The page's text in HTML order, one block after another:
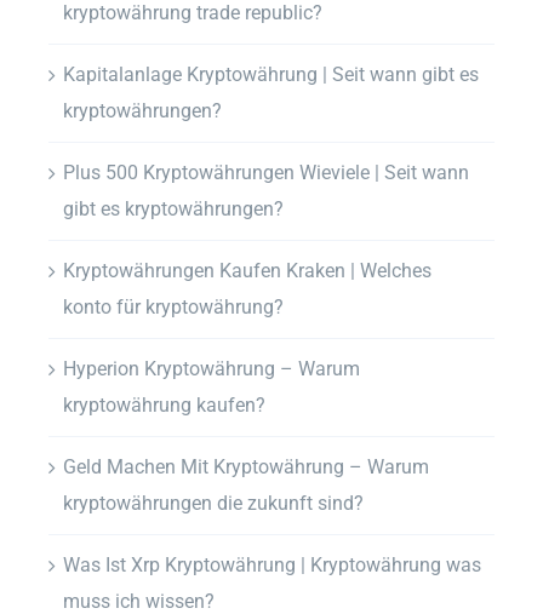
kryptowährung trade republic?
Kapitalanlage Kryptowährung | Seit wann gibt es
kryptowährungen?
Plus 500 Kryptowährungen Wieviele | Seit wann
gibt es kryptowährungen?
Kryptowährungen Kaufen Kraken | Welches
konto für kryptowährung?
Hyperion Kryptowährung – Warum
kryptowährung kaufen?
Geld Machen Mit Kryptowährung – Warum
kryptowährungen die zukunft sind?
Was Ist Xrp Kryptowährung | Kryptowährung was
muss ich wissen?